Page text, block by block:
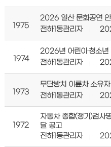
1975
2026 일산 문화공연
전하1동관리자
1974
2026년 어린이·청소년
전하1동관리자
1973
무단방치 이륜차 소유
전하1동관리자
1972
자동차 종합(정기)검사
달 공고
전하1동관리자